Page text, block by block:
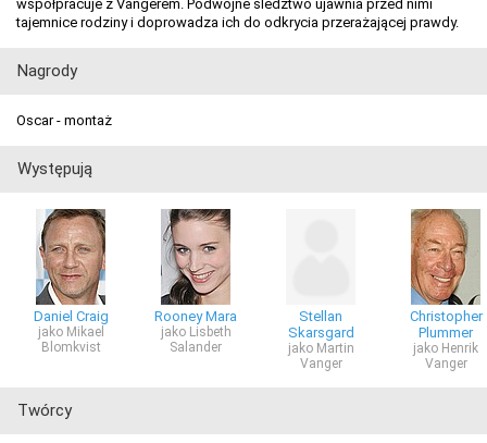
współpracuje z Vangerem. Podwójne śledztwo ujawnia przed nimi
tajemnice rodziny i doprowadza ich do odkrycia przerażającej prawdy.
Nagrody
Oscar - montaż
Występują
Daniel Craig
jako Mikael
Blomkvist
Rooney Mara
jako Lisbeth
Salander
Stellan
Skarsgard
jako Martin
Vanger
Christopher
Plummer
jako Henrik
Vanger
Twórcy